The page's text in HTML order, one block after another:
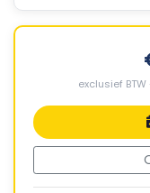
exclusief